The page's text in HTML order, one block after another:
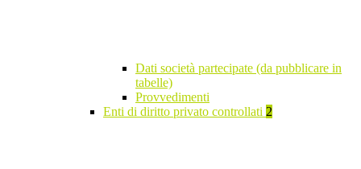
Dati società partecipate (da pubblicare in
tabelle)
Provvedimenti
Enti di diritto privato controllati 2